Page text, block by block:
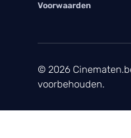
Voorwaarden
© 2026
voorbehouden.